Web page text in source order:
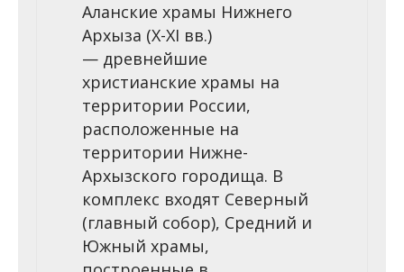
Аланские храмы Нижнего
Архыза (X-XI вв.)
— древнейшие
христианские храмы на
территории России,
расположенные на
территории Нижне-
Архызского городища. В
комплекс входят Северный
(главный собор), Средний и
Южный храмы,